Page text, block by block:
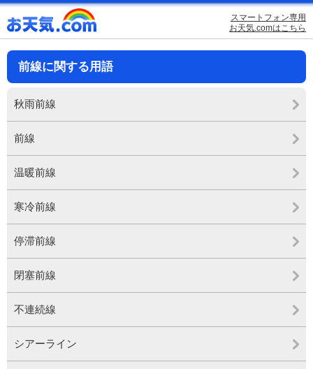
スマートフォン専用
お天気.comはこちら
前線に関する用語
秋雨前線
前線
温暖前線
寒冷前線
停滞前線
閉塞前線
不連続線
シアーライン